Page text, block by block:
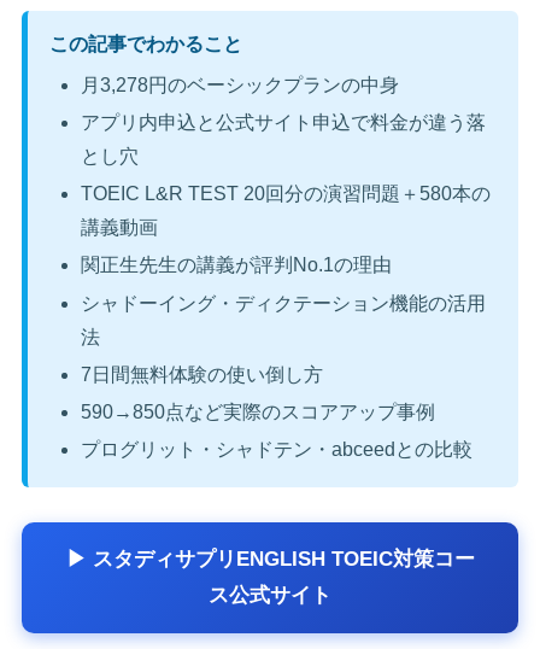
この記事でわかること
月3,278円のベーシックプランの中身
アプリ内申込と公式サイト申込で料金が違う落
とし穴
TOEIC L&R TEST 20回分の演習問題＋580本の
講義動画
関正生先生の講義が評判No.1の理由
シャドーイング・ディクテーション機能の活用
法
7日間無料体験の使い倒し方
590→850点など実際のスコアアップ事例
プログリット・シャドテン・abceedとの比較
▶ スタディサプリENGLISH TOEIC対策コー
ス公式サイト